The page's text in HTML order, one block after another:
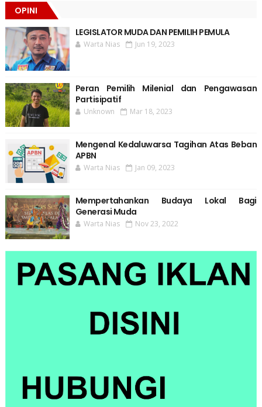
OPINI
LEGISLATOR MUDA DAN PEMILIH PEMULA
Warta Nias Jun 19, 2023
Peran Pemilih Milenial dan Pengawasan
Partisipatif
Unknown Mar 18, 2023
Mengenal Kedaluwarsa Tagihan Atas Beban
APBN
Warta Nias Jan 09, 2023
Mempertahankan Budaya Lokal Bagi
Generasi Muda
Warta Nias Nov 23, 2022